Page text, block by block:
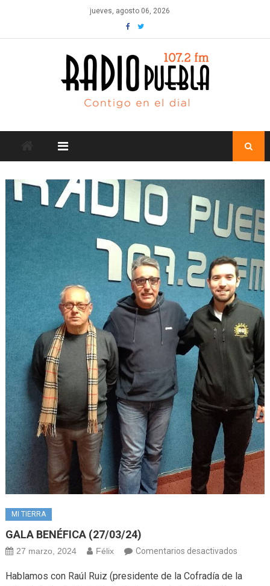
content
jueves, agosto 06, 2026
MI TIERRA
GALA BENÉFICA (27/03/24)
27 marzo, 2024 Félix Comentarios desactivadosen
Hablamos con Raúl Ruiz (presidente de la Cofradía de la